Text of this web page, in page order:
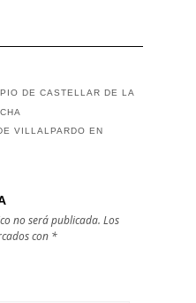
DE CASTELLAR DE LA
VILLALPARDO EN
no será publicada. Los
con *